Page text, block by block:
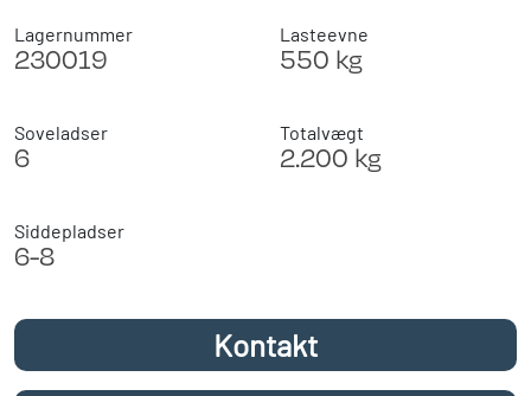
Lagernummer
230019
Soveladser
6
Siddepladser
6-8
Lasteevne
550 kg
Totalvægt
2.200 kg
Kontakt